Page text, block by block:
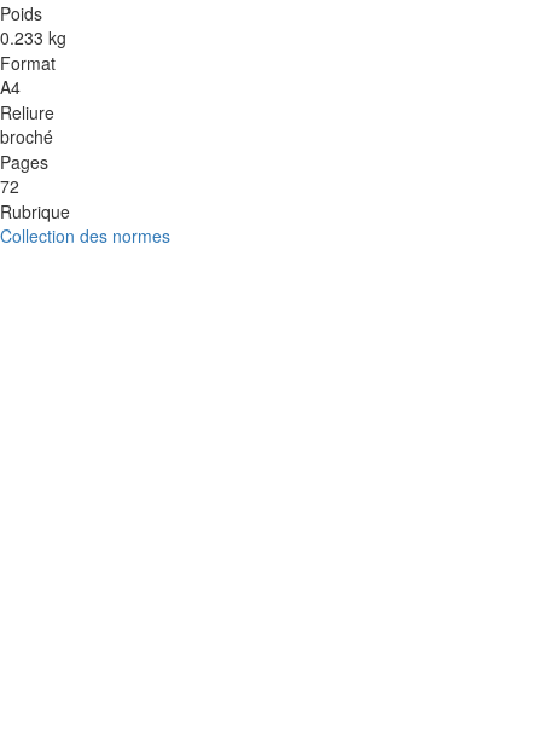
Poids
0.233 kg
Format
A4
Reliure
broché
Pages
72
Rubrique
Collection des normes